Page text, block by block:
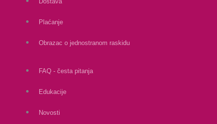
Plaćanje
Obrazac o jednostranom raskidu
FAQ - česta pitanja
Edukacije
Novosti